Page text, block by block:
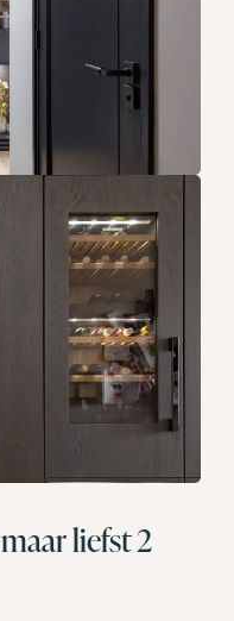
maar liefst 2